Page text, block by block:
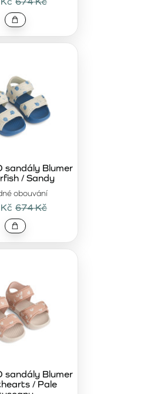
obouvání
sandály Blumer
/ Sandy
674 Kč
sandály Blumer
/ Pale